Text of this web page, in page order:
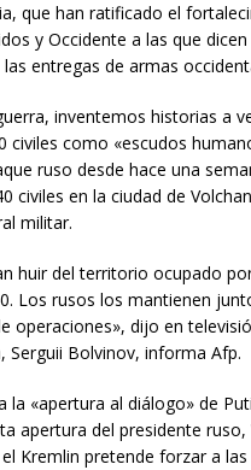
que han ratificado el
y Occidente a las que
entregas de armas
inventemos historias a
civiles como «escudos
ruso desde hace una
civiles en la ciudad de
militar.
huir del territorio ocupado
Los rusos los mantienen
operaciones», dijo en
Serguii Bolvinov, informa Afp.
la «apertura al diálogo» de
apertura del presidente
Kremlin pretende forzar a